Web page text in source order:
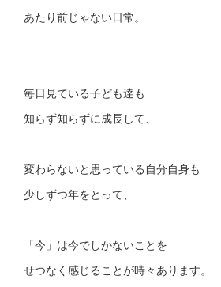
あたり前じゃない日常。
毎日見ている子ども達も
知らず知らずに成長して、
変わらないと思っている自分自身も
少しずつ年をとって、
「今」は今でしかないことを
せつなく感じることが時々あります。